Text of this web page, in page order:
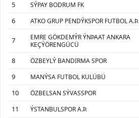
5
SÝPAY BODRUM FK
6
ATKO GRUP PENDÝKSPOR FUTBOL A.Þ.
7
EMRE GÖKDEMÝR ÝNÞAAT ANKARA
KEÇÝÖRENGÜCÜ
8 ÖZBEYLÝ BANDIRMA SPOR
9
MANÝSA FUTBOL KULÜBÜ
10
ÖZBELSAN SÝVASSPOR
11
ÝSTANBULSPOR A.Þ.